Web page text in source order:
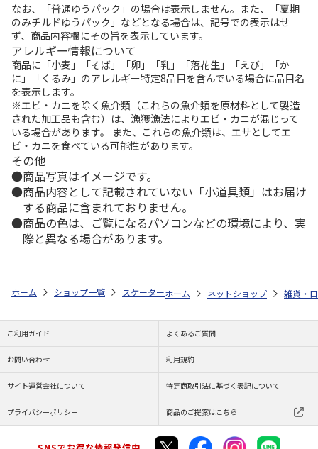
なお、「普通ゆうパック」の場合は表示しません。また、「夏期
のみチルドゆうパック」などとなる場合は、記号での表示はせ
ず、商品内容欄にその旨を表示しています。
アレルギー情報について
商品に「小麦」「そば」「卵」「乳」「落花生」「えび」「か
に」「くるみ」のアレルギー特定8品目を含んでいる場合に品目名
を表示します。
※エビ・カニを除く魚介類（これらの魚介類を原材料として製造
された加工品も含む）は、漁獲漁法によりエビ・カニが混じって
いる場合があります。 また、これらの魚介類は、エサとしてエ
ビ・カニを食べている可能性があります。
その他
商品写真はイメージです。
商品内容として記載されていない「小道具類」はお届け
する商品に含まれておりません。
商品の色は、ご覧になるパソコンなどの環境により、実
際と異なる場合があります。
ホーム ショップ一覧 スケーター ストロー付タンブラー320ml 3個
ホーム ネットショップ 雑貨・
ご利用ガイド よくあるご質問
お問い合わせ 利用規約
サイト運営会社について 特定商取引法に基づく表記について
プライバシーポリシー 商品のご提案はこちら